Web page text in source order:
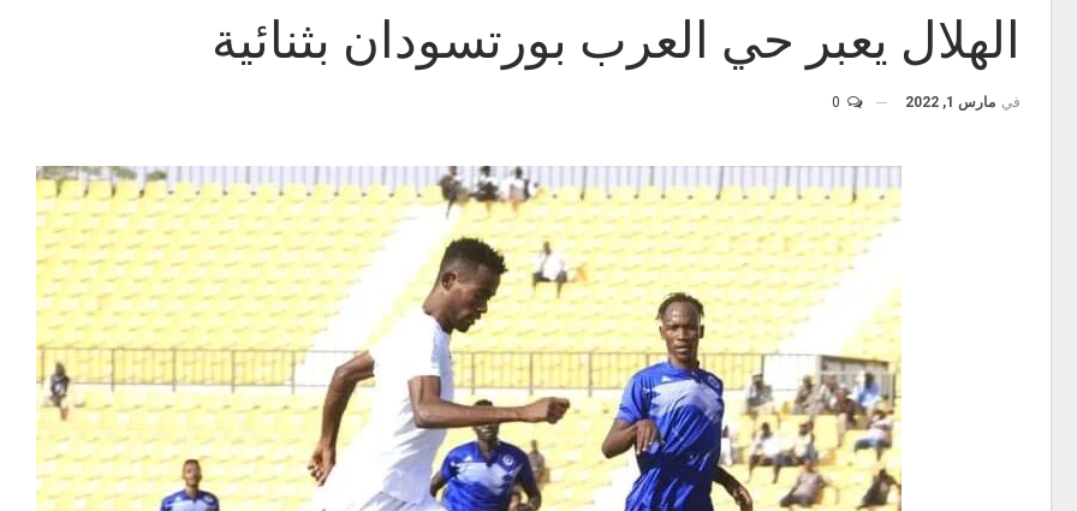
الهلال يعبر حي العرب بورتسودان بثنائية
في مارس 1, 2022